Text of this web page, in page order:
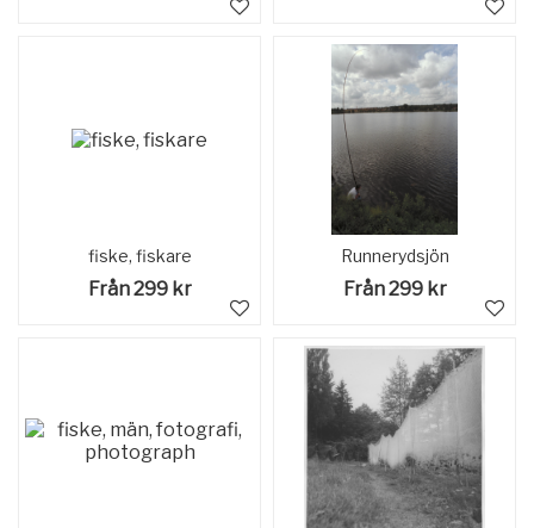
fiske, fiskare
Från 299 kr
Runnerydsjön
Från 299 kr